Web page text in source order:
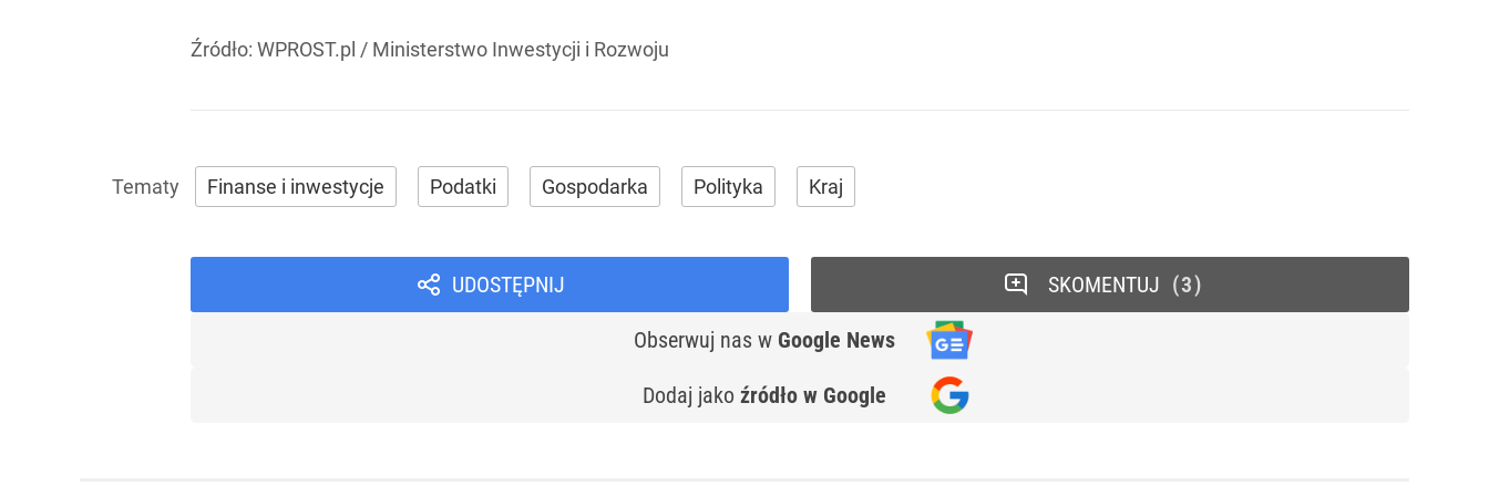
Źródło: WPROST.pl / Ministerstwo Inwestycji i Rozwoju
Finanse i inwestycje Podatki Gospodarka Polityka Kraj
UDOSTĘPNIJ
Obserwuj nas w Google News
Dodaj jako źródło w Google
SKOMENTUJ 3